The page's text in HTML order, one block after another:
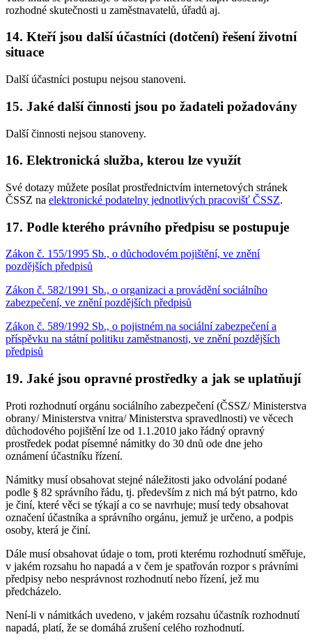
rozhodné skutečnosti u zaměstnavatelů, úřadů aj.
14. Kteří jsou další účastníci (dotčení) řešení životní
situace
Další účastníci postupu nejsou stanoveni.
15. Jaké další činnosti jsou po žadateli požadovány
Další činnosti nejsou stanoveny.
16. Elektronická služba, kterou lze využít
Své dotazy můžete posílat prostřednictvím internetových stránek
ČSSZ na elektronické podatelny jednotlivých pracovišť ČSSZ.
17. Podle kterého právního předpisu se postupuje
Zákon č. 155/1995 Sb., o důchodovém pojištění, ve znění
pozdějších předpisů
Zákon č. 582/1991 Sb., o organizaci a provádění sociálního
zabezpečení, ve znění pozdějších předpisů
Zákon č. 589/1992 Sb., o pojistném na sociální zabezpečení a
příspěvku na státní politiku zaměstnanosti, ve znění pozdějších
předpisů
19. Jaké jsou opravné prostředky a jak se uplatňují
Proti rozhodnutí orgánu sociálního zabezpečení (ČSSZ/ Ministerstva
obrany/ Ministerstva vnitra/ Ministerstva spravedlnosti) ve věcech
důchodového pojištění lze od 1.1.2010 jako řádný opravný
prostředek podat písemné námitky do 30 dnů ode dne jeho
oznámení účastníku řízení.
Námitky musí obsahovat stejné náležitosti jako odvolání podané
podle § 82 správního řádu, tj. především z nich má být patrno, kdo
je činí, které věci se týkají a co se navrhuje; musí tedy obsahovat
označení účastníka a správního orgánu, jemuž je určeno, a podpis
osoby, která je činí.
Dále musí obsahovat údaje o tom, proti kterému rozhodnutí směřuje,
v jakém rozsahu ho napadá a v čem je spatřován rozpor s právními
předpisy nebo nesprávnost rozhodnutí nebo řízení, jež mu
předcházelo.
Není-li v námitkách uvedeno, v jakém rozsahu účastník rozhodnutí
napadá, platí, že se domáhá zrušení celého rozhodnutí.